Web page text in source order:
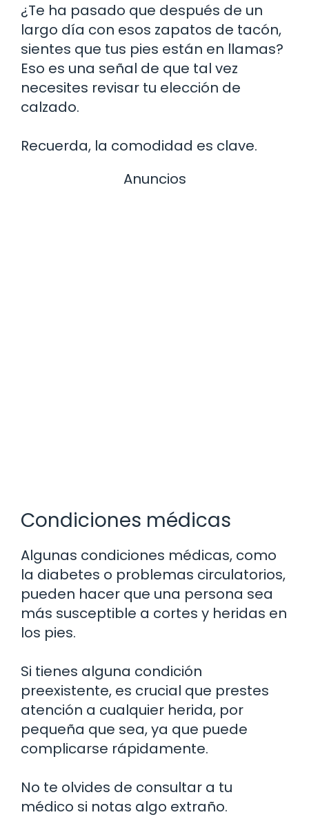
¿Te ha pasado que después de un
largo día con esos zapatos de tacón,
sientes que tus pies están en llamas?
Eso es una señal de que tal vez
necesites revisar tu elección de
calzado.
Recuerda, la comodidad es clave.
Anuncios
Condiciones médicas
Algunas condiciones médicas, como
la diabetes o problemas circulatorios,
pueden hacer que una persona sea
más susceptible a cortes y heridas en
los pies.
Si tienes alguna condición
preexistente, es crucial que prestes
atención a cualquier herida, por
pequeña que sea, ya que puede
complicarse rápidamente.
No te olvides de consultar a tu
médico si notas algo extraño.